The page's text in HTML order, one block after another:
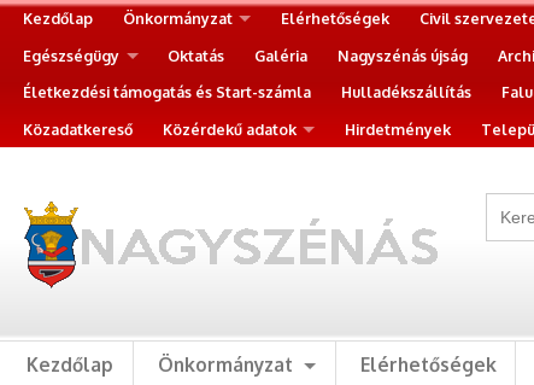
Kezdőlap Önkormányzat Elérhetőségek Civil
Egészségügy
Oktatás Galéria Nagyszénás újság
Életkezdési támogatás és Start-számla
Hulladékszállítás
Közadatkereső
Közérdekű adatok Hirdetmények
Kezdőlap Önkormányzat Elérhetőségek